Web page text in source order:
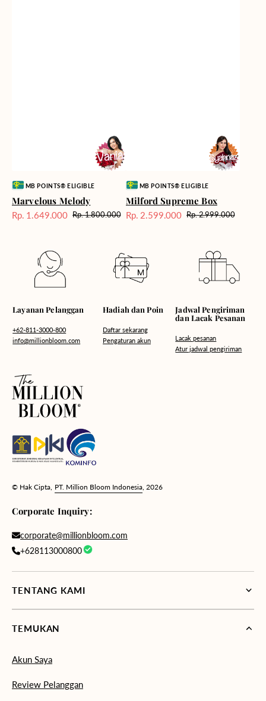
Vendor:MB POINTS® ELIGIBLE
Marvelous Melody
Harga
Rp. 1.649.000 Harga
Rp. 1.800.000
Vendor:MB POINTS® ELIGIBLE
Milford Supreme Box
Harga
Rp. 2.599.000 Harga
Rp. 2.999.000
Layanan Pelanggan
+62-811-3000-800
info@millionbloom.com
Hadiah dan Poin
Daftar sekarang
Pengaturan akun
Jadwal Pengiriman
dan Lacak Pesanan
Lacak pesanan
Atur jadwal pengiriman
© Hak Cipta, PT. Million Bloom Indonesia , 2026
Corporate Inquiry:
corporate@millionbloom.com
+628113000800
TENTANG KAMI
TEMUKAN
Akun Saya
Review Pelanggan